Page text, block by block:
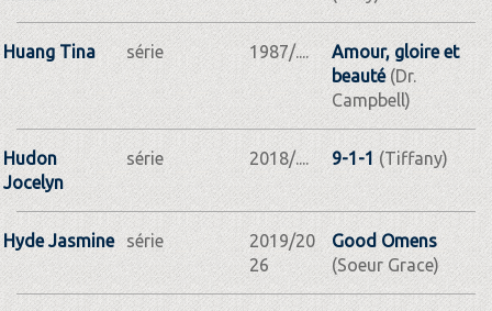
Huang Tina série 1987/....
Amour, gloire et
beauté(Dr.
Campbell)
Hudon
Jocelyn
série 2018/.... 9-1-1(Tiffany)
Hyde Jasmine série
2019/20
26
Good Omens
(Soeur Grace)